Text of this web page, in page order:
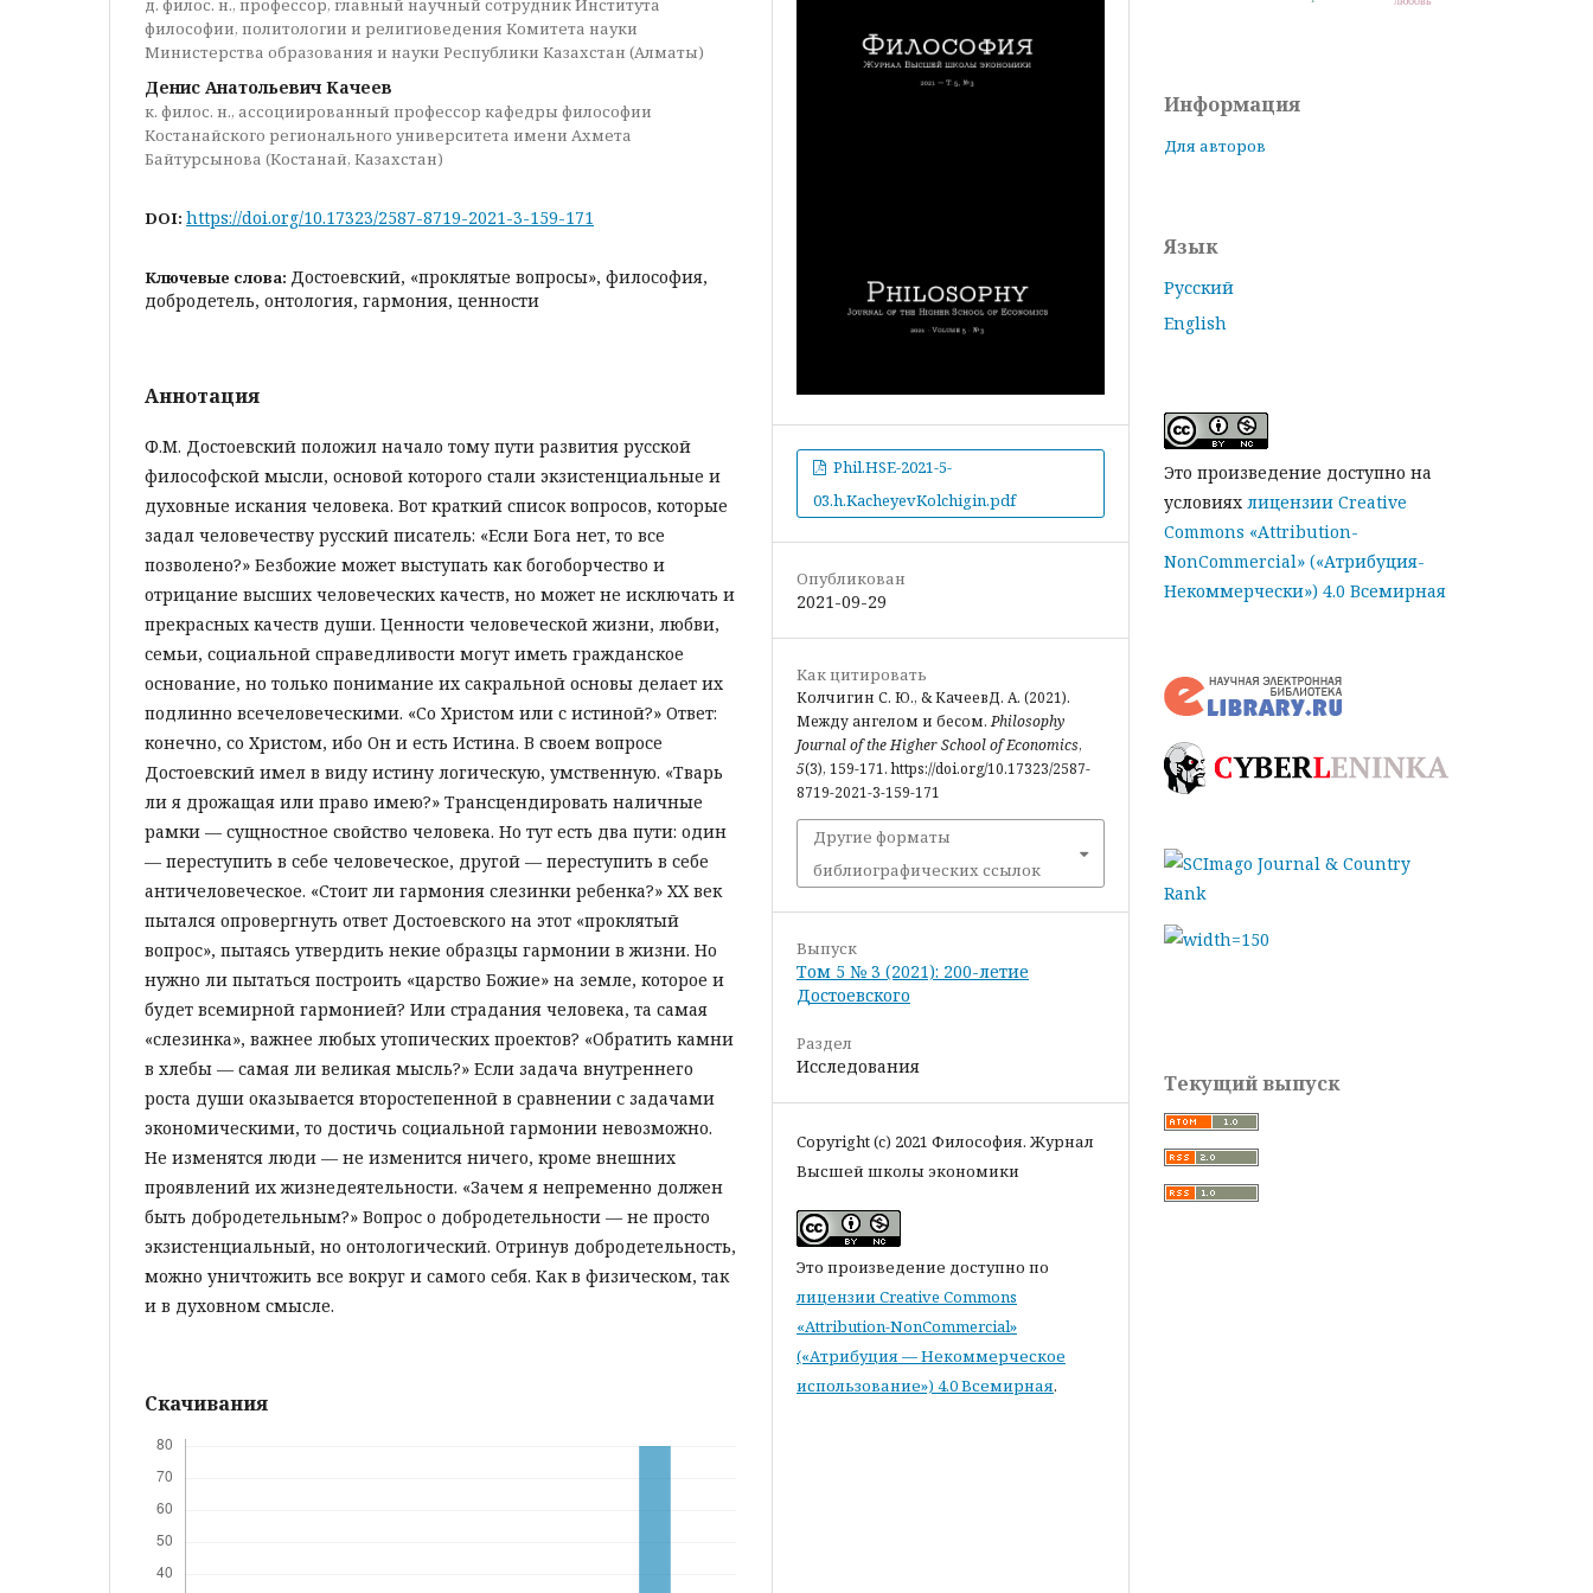
д. филос. н., профессор, главный научный сотрудник Института
философии, политологии и религиоведения Комитета науки
Министерства образования и науки Республики Казахстан (Алматы)
Денис Анатольевич Качеев
к. филос. н., ассоциированный профессор кафедры философии
Костанайского регионального университета имени Ахмета
Байтурсынова (Костанай, Казахстан)
DOI: https://doi.org/10.17323/2587-8719-2021-3-159-171
Ключевые слова: Достоевский, «проклятые вопросы», философия,
добродетель, онтология, гармония, ценности
Аннотация
Ф.М. Достоевский положил начало тому пути развития русской
философской мысли, основой которого стали экзистенциальные и
духовные искания человека. Вот краткий список вопросов, которые
задал человечеству русский писатель: «Если Бога нет, то все
позволено?» Безбожие может выступать как богоборчество и
отрицание высших человеческих качеств, но может не исключать и
прекрасных качеств души. Ценности человеческой жизни, любви,
семьи, социальной справедливости могут иметь гражданское
основание, но только понимание их сакральной основы делает их
подлинно всечеловеческими. «Со Христом или с истиной?» Ответ:
конечно, со Христом, ибо Он и есть Истина. В своем вопросе
Достоевский имел в виду истину логическую, умственную. «Тварь
ли я дрожащая или право имею?» Трансцендировать наличные
рамки — сущностное свойство человека. Но тут есть два пути: один
— переступить в себе человеческое, другой — переступить в себе
античеловеческое. «Стоит ли гармония слезинки ребенка?» XX век
пытался опровергнуть ответ Достоевского на этот «проклятый
вопрос», пытаясь утвердить некие образцы гармонии в жизни. Но
нужно ли пытаться построить «царство Божие» на земле, которое и
будет всемирной гармонией? Или страдания человека, та самая
«слезинка», важнее любых утопических проектов? «Обратить камни
в хлебы — самая ли великая мысль?» Если задача внутреннего
роста души оказывается второстепенной в сравнении с задачами
экономическими, то достичь социальной гармонии невозможно.
Не изменятся люди — не изменится ничего, кроме внешних
проявлений их жизнедеятельности. «Зачем я непременно должен
быть добродетельным?» Вопрос о добродетельности — не просто
экзистенциальный, но онтологический. Отринув добродетельность,
можно уничтожить все вокруг и самого себя. Как в физическом, так
и в духовном смысле.
Скачивания
Phil.HSE-2021-5-
03.h.KacheyevKolchigin.pdf
Опубликован
2021-09-29
Как цитировать
Колчигин С. Ю., & КачеевД. А. (2021).
Между ангелом и бесом.Philosophy
Journal of the Higher School of Economics,
5(3), 159-171. https://doi.org/10.17323/2587-
8719-2021-3-159-171
Другие форматы
библиографических ссылок
Выпуск
Том 5 № 3 (2021): 200-летие
Достоевского
Раздел
Исследования
Copyright (c) 2021 Философия. Журнал
Высшей школы экономики
Это произведение доступно по
лицензии Creative Commons
«Attribution-NonCommercial»
(«Атрибуция — Некоммерческое
использование») 4.0 Всемирная.
Информация
Для авторов
Язык
Русский
English
Это произведение доступно на
условиях лицензии Creative
Commons «Attribution-
NonCommercial» («Атрибуция-
Некоммерчески») 4.0 Всемирная
Текущий выпуск